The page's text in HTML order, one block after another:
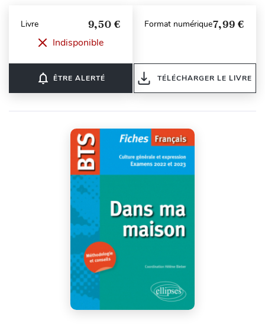
Livre 9,50 €
Indisponible
notifications_none ÊTRE ALERTÉ
Format numérique7,99 €
TÉLÉCHARGER LE LIVRE